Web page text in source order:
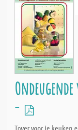
-
Tover voor je keuken